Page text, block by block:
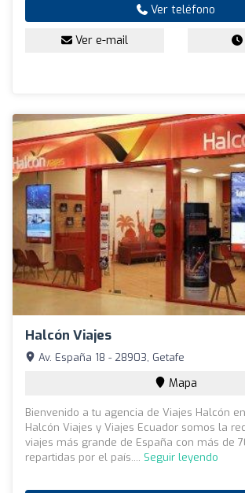
Ver teléfono
Ver e-mail
Halcón Viajes
Av. España 18 - 28903, Getafe
Mapa
Bienvenido a tu agencia de Viajes Halcón
Halcón Viajes y Viajes Ecuador somos la
viajes más grande de España con más de
repartidas por el país.... Seguir leyendo